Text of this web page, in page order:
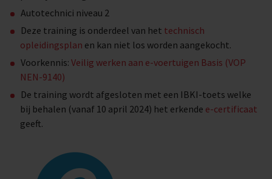
Autotechnici niveau 2
Deze training is onderdeel van het technisch
opleidingsplan en kan niet los worden aangekocht.
Voorkennis: Veilig werken aan e-voertuigen Basis (VOP
NEN-9140)
De training wordt afgesloten met een IBKI-toets welke
bij behalen (vanaf 10 april 2024) het erkende e-certificaat
geeft.